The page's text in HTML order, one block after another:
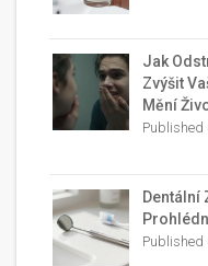
Jak
Zvýšit
Mění
Published
Dentální
Published